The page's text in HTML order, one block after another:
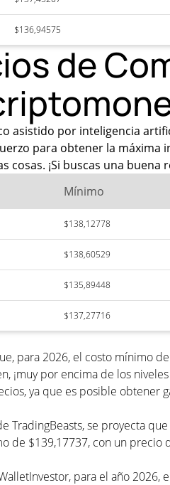
$136,94575
de
asistido por inteligencia
para obtener la máxima
¡Si buscas una
Mínimo
$138,12778
$138,60529
$135,89448
$137,27716
para 2026, el costo mínimo
¡muy por encima de los
ya que es posible obtener
TradingBeasts, se proyecta
de $139,17737, con un
para el año